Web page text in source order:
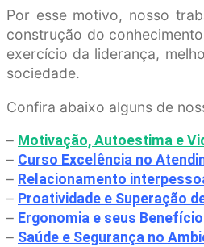
Por esse motivo, nosso
construção do
exercício da liderança,
sociedade.
Confira abaixo alguns de
– Motivação, Autoestima e
– Curso Excelência no
– Relacionamento
– Proatividade e Superação
– Ergonomia e seus
– Saúde e Segurança no